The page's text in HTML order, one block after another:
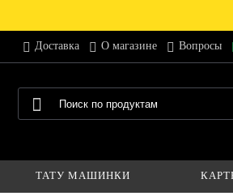
Доставка О магазине Вопросы
ТАТУ МАШИНКИ